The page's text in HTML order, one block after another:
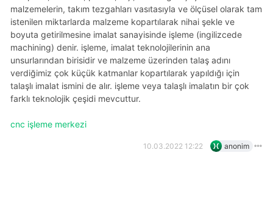
malzemelerin, takım tezgahları vasıtasıyla ve ölçüsel olarak tam
istenilen miktarlarda malzeme kopartılarak nihai şekle ve
boyuta getirilmesine imalat sanayisinde işleme (ingilizcede
machining) denir. i̇şleme, imalat teknolojilerinin ana
unsurlarından birisidir ve malzeme üzerinden talaş adını
verdiğimiz çok küçük katmanlar kopartılarak yapıldığı için
talaşlı imalat ismini de alır. i̇şleme veya talaşlı imalatın bir çok
farklı teknolojik çeşidi mevcuttur.
cnc işleme merkezi
10.03.2022 12:22 anonim